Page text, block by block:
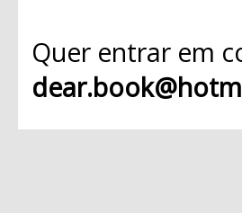
Quer entrar em